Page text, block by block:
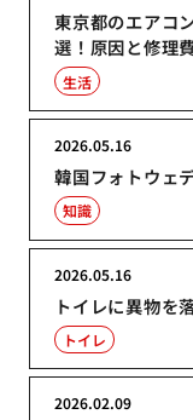
東京都のエアコ
選！原因と修理
生活
韓国フォトウェ
2026.05.16
知識
トイレに異物を
2026.05.16
トイレ
2026.02.09